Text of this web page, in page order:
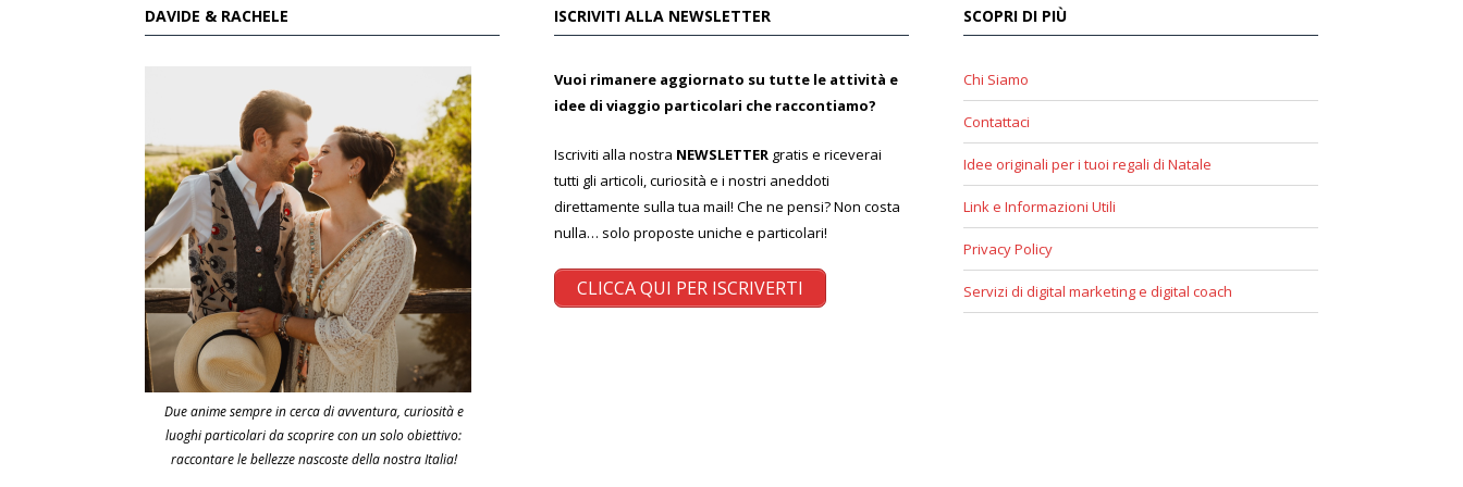
DAVIDE & RACHELE
Due anime sempre in cerca di avventura, curiosità e
luoghi particolari da scoprire con un solo obiettivo:
raccontare le bellezze nascoste della nostra Italia!
ISCRIVITI ALLA NEWSLETTER
Vuoi rimanere aggiornato su tutte le attività e
idee di viaggio particolari che raccontiamo?
Iscriviti alla nostra NEWSLETTER gratis e riceverai
tutti gli articoli, curiosità e i nostri aneddoti
direttamente sulla tua mail! Che ne pensi? Non costa
nulla… solo proposte uniche e particolari!
CLICCA QUI PER ISCRIVERTI
SCOPRI DI PIÙ
Chi Siamo
Contattaci
Idee originali per i tuoi regali di Natale
Link e Informazioni Utili
Privacy Policy
Servizi di digital marketing e digital coach